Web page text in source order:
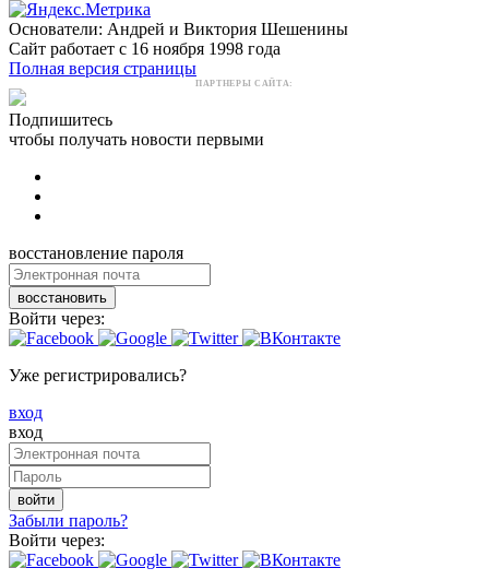
Основатели: Андрей и Виктория Шешенины
Сайт работает с 16 ноября 1998 года
Полная версия страницы
ПАРТНЕРЫ САЙТА:
Подпишитесь
чтобы получать новости первыми
восстановление пароля
восстановить
Войти через:
Уже регистрировались?
вход
вход
войти
Забыли пароль?
Войти через: